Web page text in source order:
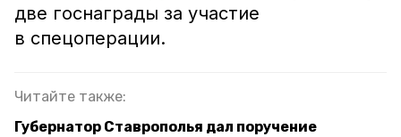
две госнаграды за участие
в спецоперации.
Читайте также:
Губернатор Ставрополья дал поручение